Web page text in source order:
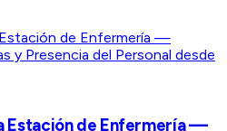
Estación de Enfermería —